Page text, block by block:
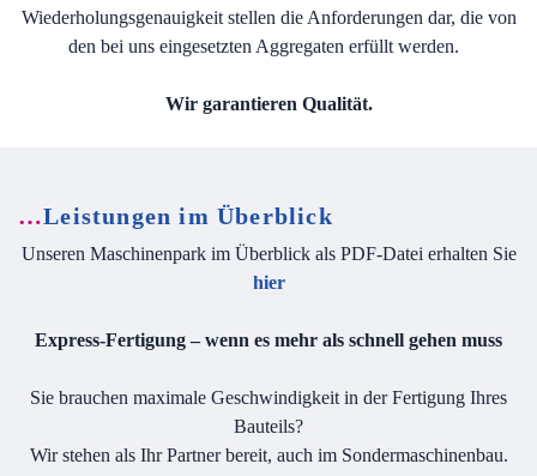
Wiederholungsgenauigkeit stellen die Anforderungen dar, die von
den bei uns eingesetzten Aggregaten erfüllt werden.
Wir garantieren Qualität.
…Leistungen im Überblick
Unseren Maschinenpark im Überblick als PDF-Datei erhalten Sie
hier
Express-Fertigung – wenn es mehr als schnell gehen muss
Sie brauchen maximale Geschwindigkeit in der Fertigung Ihres
Bauteils?
Wir stehen als Ihr Partner bereit, auch im Sondermaschinenbau.